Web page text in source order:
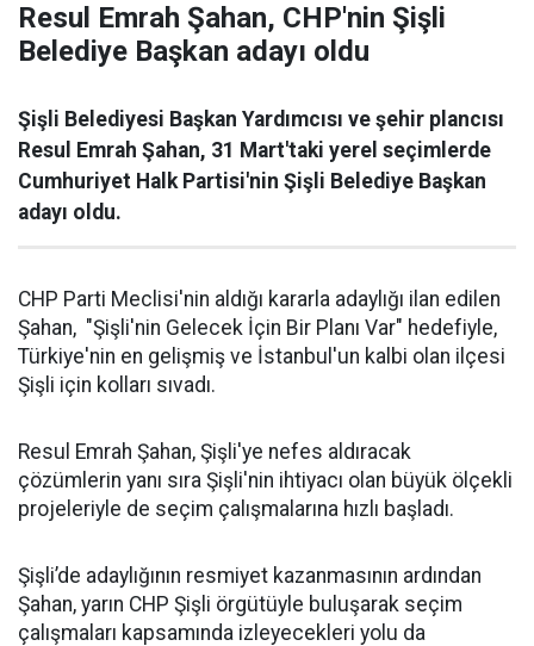
Resul Emrah Şahan, CHP'nin Şişli
Belediye Başkan adayı oldu
Şişli Belediyesi Başkan Yardımcısı ve şehir plancısı
Resul Emrah Şahan, 31 Mart'taki yerel seçimlerde
Cumhuriyet Halk Partisi'nin Şişli Belediye Başkan
adayı oldu.
CHP Parti Meclisi'nin aldığı kararla adaylığı ilan edilen
Şahan, "Şişli'nin Gelecek İçin Bir Planı Var" hedefiyle,
Türkiye'nin en gelişmiş ve İstanbul'un kalbi olan ilçesi
Şişli için kolları sıvadı.
Resul Emrah Şahan, Şişli'ye nefes aldıracak
çözümlerin yanı sıra Şişli'nin ihtiyacı olan büyük ölçekli
projeleriyle de seçim çalışmalarına hızlı başladı.
Şişli’de adaylığının resmiyet kazanmasının ardından
Şahan, yarın CHP Şişli örgütüyle buluşarak seçim
çalışmaları kapsamında izleyecekleri yolu da